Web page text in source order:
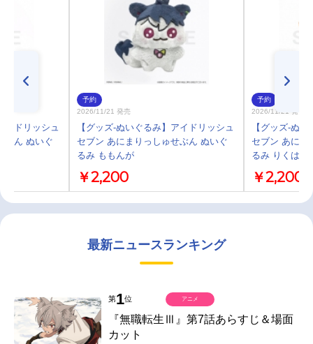
イドリッシュ
ぶん ぬいぐ
予約
2026/11/21 発売
【グッズ-ぬいぐるみ】アイドリッシュ
セブン あにまりっしゅせぶん ぬいぐ
るみ ももんが
￥2,200
予約
2026/11/21 発売
【グッズ-ぬ
セブン あにま
るみ りくはむ
￥2,200
最新ニュースランキング
第1位
『無職転生Ⅲ』第7話あらすじ＆場面
カット
アニメ